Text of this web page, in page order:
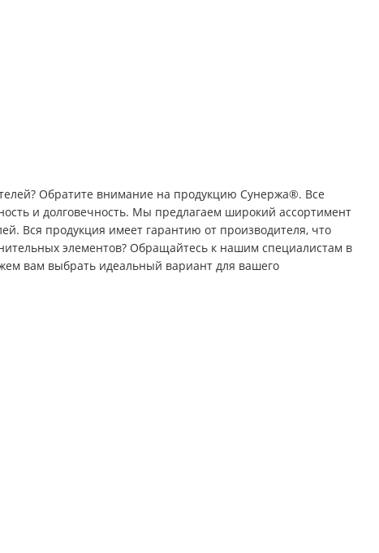
Обратите внимание на продукцию Сунержа®. Все
и долговечность. Мы предлагаем широкий ассортимент
Вся продукция имеет гарантию от производителя, что
элементов? Обращайтесь к нашим специалистам в
вам выбрать идеальный вариант для вашего